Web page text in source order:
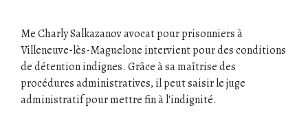
Me Charly Salkazanov avocat pour prisonniers à
Villeneuve-lès-Maguelone intervient pour des conditions
de détention indignes. Grâce à sa maîtrise des
procédures administratives, il peut saisir le juge
administratif pour mettre fin à l'indignité.